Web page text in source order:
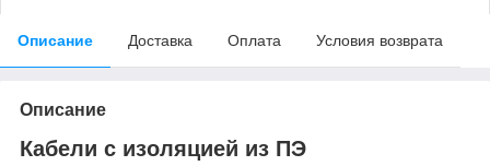
Описание Доставка Оплата Условия возврата
Описание
Кабели с изоляцией из ПЭ